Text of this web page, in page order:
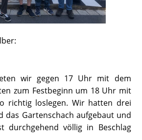
wir gegen 17 Uhr mit dem
zum Festbeginn um 18 Uhr mit
richtig loslegen. Wir hatten drei
das Gartenschach aufgebaut und
durchgehend völlig in Beschlag